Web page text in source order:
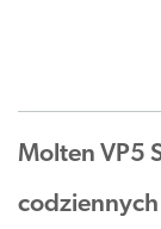
Molten VP5